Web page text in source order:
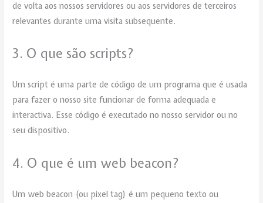
de volta aos nossos servidores ou aos servidores de terceiros
relevantes durante uma visita subsequente.
3. O que são scripts?
Um script é uma parte de código de um programa que é usada
para fazer o nosso site funcionar de forma adequada e
interactiva. Esse código é executado no nosso servidor ou no
seu dispositivo.
4. O que é um web beacon?
Um web beacon (ou pixel tag) é um pequeno texto ou